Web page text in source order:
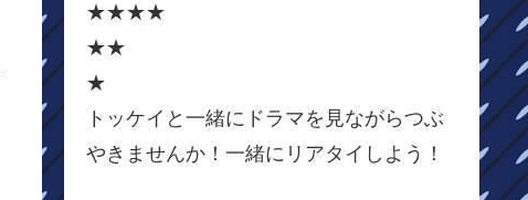
★★★★
★★
★
トッケイと一緒にドラマを見ながらつぶ
やきませんか！一緒にリアタイしよう！